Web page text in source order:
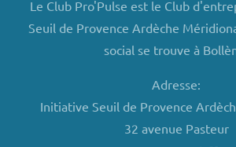
Le Club Pro'Pulse est le Club
Seuil de Provence Ardèche
social se trouve à
Adresse:
Initiative Seuil de Provence
32 avenue Pasteur